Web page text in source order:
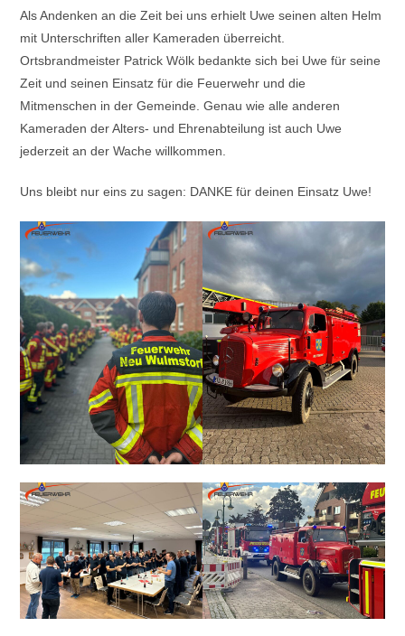
Als Andenken an die Zeit bei uns erhielt Uwe seinen alten Helm
mit Unterschriften aller Kameraden überreicht.
Ortsbrandmeister Patrick Wölk bedankte sich bei Uwe für seine
Zeit und seinen Einsatz für die Feuerwehr und die
Mitmenschen in der Gemeinde. Genau wie alle anderen
Kameraden der Alters- und Ehrenabteilung ist auch Uwe
jederzeit an der Wache willkommen.
Uns bleibt nur eins zu sagen: DANKE für deinen Einsatz Uwe!